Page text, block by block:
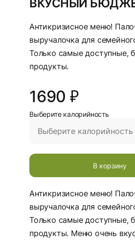
ВКУСНЫЙ
Антикризисное меню!
выручалочка для
Только самые доступные,
продукты.
1690 ₽
Выберите калорийность
В корзину
Антикризисное меню!
выручалочка для
Только самые доступные,
продукты. Меню очень